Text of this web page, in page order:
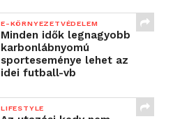
E-KÖRNYEZETVÉDELEM
Minden idők legnagyobb
karbonlábnyomú
sporteseménye lehet az
idei futball-vb
LIFESTYLE